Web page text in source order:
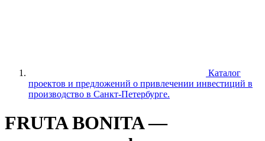
Каталог
проектов и предложений о привлечении инвестиций в
производство в Санкт-Петербурге.
FRUTA BONITA —